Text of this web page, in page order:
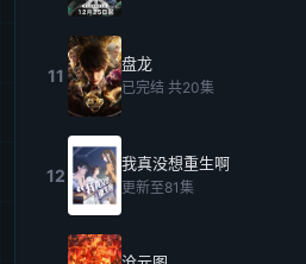
11
盘龙
已完结 共20集
12
我真没想重生啊
更新至81集